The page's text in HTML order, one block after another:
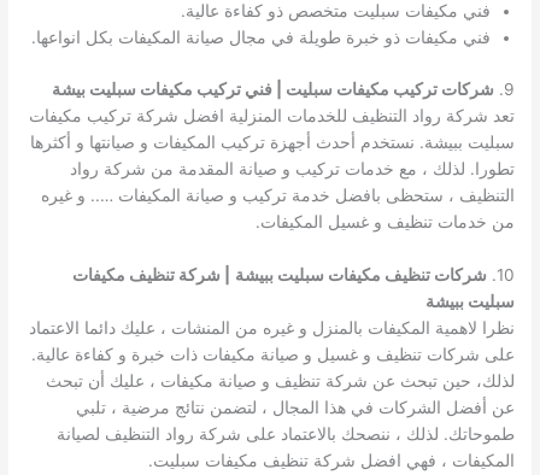
فني مكيفات سبليت متخصص ذو كفاءة عالية.
فني مكيفات ذو خبرة طويلة في مجال صيانة المكيفات بكل انواعها.
9.
شركات تركيب مكيفات سبليت | فني تركيب مكيفات سبليت بيشة
تعد شركة رواد التنظيف للخدمات المنزلية افضل شركة تركيب مكيفات
سبليت ببيشة. نستخدم أحدث أجهزة تركيب المكيفات و صيانتها و أكثرها
تطورا. لذلك ، مع خدمات تركيب و صيانة المقدمة من شركة رواد
التنظيف ، ستحظى بافضل خدمة تركيب و صيانة المكيفات ….. و غيره
من خدمات تنظيف و غسيل المكيفات.
10. شركات تنظيف مكيفات سبليت ببيشة
| شركة تنظيف مكيفات
سبليت ببيشة
نظرا لاهمية المكيفات بالمنزل و غيره من المنشات ، عليك دائما الاعتماد
على شركات تنظيف و غسيل و صيانة مكيفات ذات خبرة و كفاءة عالية.
لذلك، حين تبحث عن شركة تنظيف و صيانة مكيفات ، عليك أن تبحث
عن أفضل الشركات في هذا المجال ، لتضمن نتائج مرضية ، تلبي
طموحاتك. لذلك ، ننصحك بالاعتماد على شركة رواد التنظيف لصيانة
المكيفات ، فهي افضل شركة تنظيف مكيفات سبليت.